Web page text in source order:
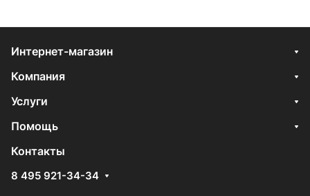
Интернет-магазин
Компания
Услуги
Помощь
Контакты
8 495 921-34-34